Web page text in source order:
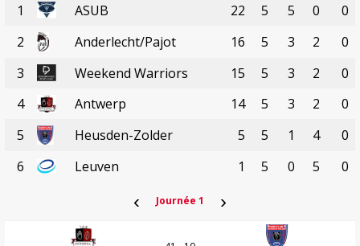
1
ASUB 22 5 5 0
0
2
Anderlecht/Pajot 16 5 3 2
0
3
Weekend Warriors 15 5 3 2
0
4
Antwerp 14 5 3 2
0
5
Heusden-Zolder 5 5 1 4
0
6
Leuven 1 5 0 5 0
‹ Journée 1 ›